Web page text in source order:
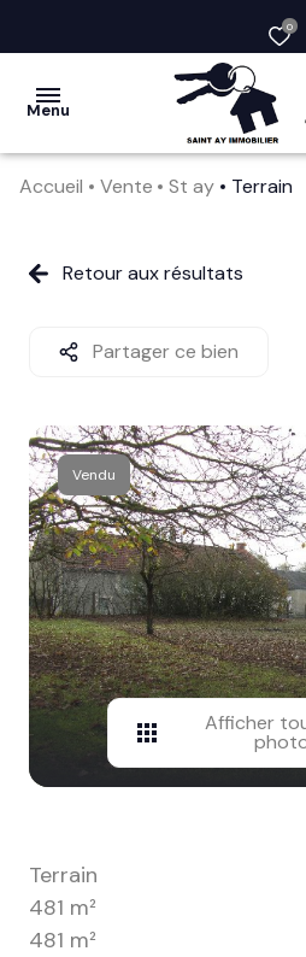
0
Menu
vendre
société
services
avis
clients
contact
Accueil Vente St ay Terrain
Retour aux résultats
Partager ce bien
Vendu
Afficher
Terrain
481 m²
481 m²